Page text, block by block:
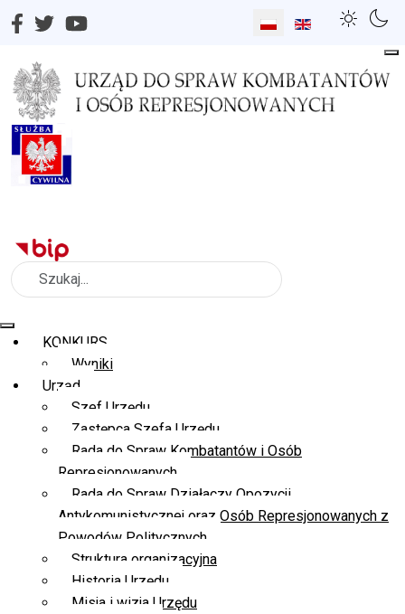
Wybierz swój język
Szukaj
KONKURS
Wyniki
Urząd
Szef Urzędu
Zastępca Szefa Urzędu
Rada do Spraw Kombatantów i Osób
Represjonowanych
Rada do Spraw Działaczy Opozycji
Antykomunistycznej oraz Osób Represjonowanych z
Powodów Politycznych
Struktura organizacyjna
Historia Urzędu
Misja i wizja Urzędu